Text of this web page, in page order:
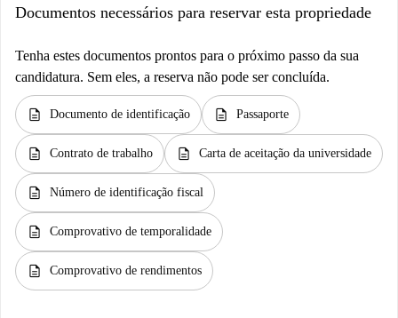
Documentos necessários para reservar esta propriedade
Tenha estes documentos prontos para o próximo passo da sua
candidatura. Sem eles, a reserva não pode ser concluída.
description Documento de identificação description Passaporte
description Contrato de trabalho description Carta de aceitação da universidade
description Número de identificação fiscal
description Comprovativo de temporalidade
description Comprovativo de rendimentos